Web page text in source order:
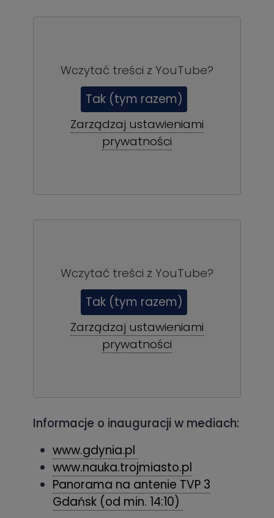
Wczytać treści z YouTube?
Tak (tym razem)
Zarządzaj ustawieniami
prywatności
Wczytać treści z YouTube?
Tak (tym razem)
Zarządzaj ustawieniami
prywatności
Informacje o inauguracji w mediach:
www.gdynia.pl
www.nauka.trojmiasto.pl
Panorama na antenie TVP 3
Gdańsk (od min. 14:10)